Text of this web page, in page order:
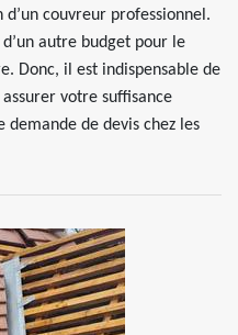
couvreur professionnel.
autre budget pour le
Donc, il est indispensable de
votre suffisance
demande de devis chez les